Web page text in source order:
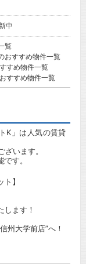
中
覧
おすすめ物件一覧
すめ物件一覧
すすめ物件一覧
K」は人気の賃貸
います。
す。
】
します！
州大学前店”へ！